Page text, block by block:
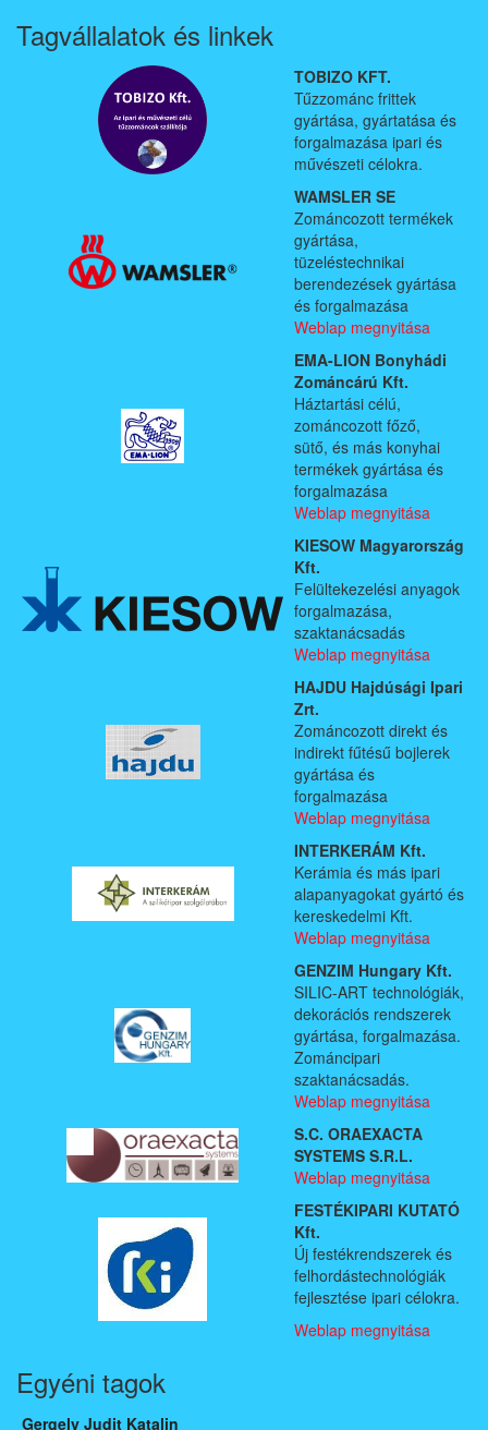
Tagvállalatok és linkek
TOBIZO KFT.
Tűzzománc frittek
gyártása, gyártatása és
forgalmazása ipari és
művészeti célokra.
WAMSLER SE
Zománcozott termékek
gyártása,
tüzeléstechnikai
berendezések gyártása
és forgalmazása
Weblap megnyitása
EMA-LION Bonyhádi
Zománcárú Kft.
Háztartási célú,
zománcozott főző,
sütő, és más konyhai
termékek gyártása és
forgalmazása
Weblap megnyitása
KIESOW Magyarország
Kft.
Felültekezelési anyagok
forgalmazása,
szaktanácsadás
Weblap megnyitása
HAJDU Hajdúsági Ipari
Zrt.
Zománcozott direkt és
indirekt fűtésű bojlerek
gyártása és
forgalmazása
Weblap megnyitása
INTERKERÁM Kft.
Kerámia és más ipari
alapanyagokat gyártó és
kereskedelmi Kft.
Weblap megnyitása
GENZIM Hungary Kft.
SILIC-ART technológiák,
dekorációs rendszerek
gyártása, forgalmazása.
Zománcipari
szaktanácsadás.
Weblap megnyitása
S.C. ORAEXACTA
SYSTEMS S.R.L.
Weblap megnyitása
FESTÉKIPARI KUTATÓ
Kft.
Új festékrendszerek és
felhordástechnológiák
fejlesztése ipari célokra.
Weblap megnyitása
Egyéni tagok
Gergely Judit Katalin